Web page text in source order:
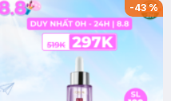
-43%